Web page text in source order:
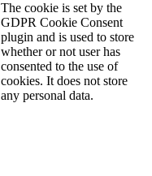
The cookie is set by the
GDPR Cookie Consent
plugin and is used to store
whether or not user has
consented to the use of
cookies. It does not store
any personal data.